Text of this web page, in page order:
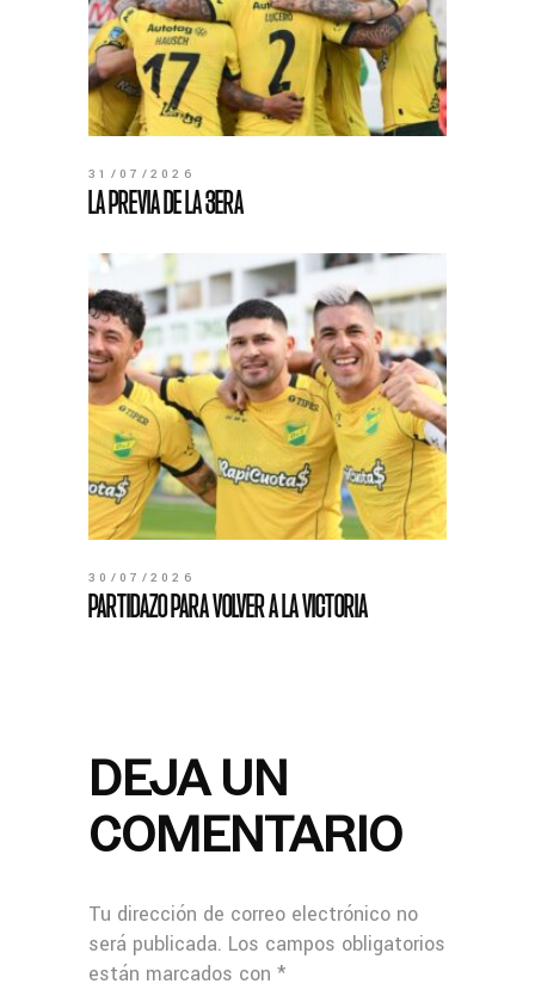
31/07/2026
LA PREVIA DE LA 3ERA
30/07/2026
PARTIDAZO PARA VOLVER A LA VICTORIA
DEJA UN
COMENTARIO
Tu dirección de correo electrónico no
será publicada. Los campos obligatorios
están marcados con *